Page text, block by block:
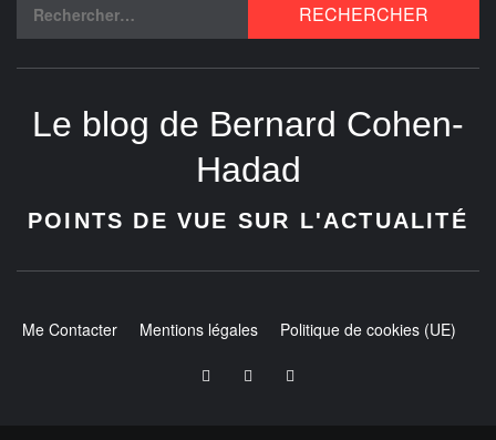
Le blog de Bernard Cohen-
Hadad
POINTS DE VUE SUR L'ACTUALITÉ
Me Contacter Mentions légales Politique de cookies (UE)